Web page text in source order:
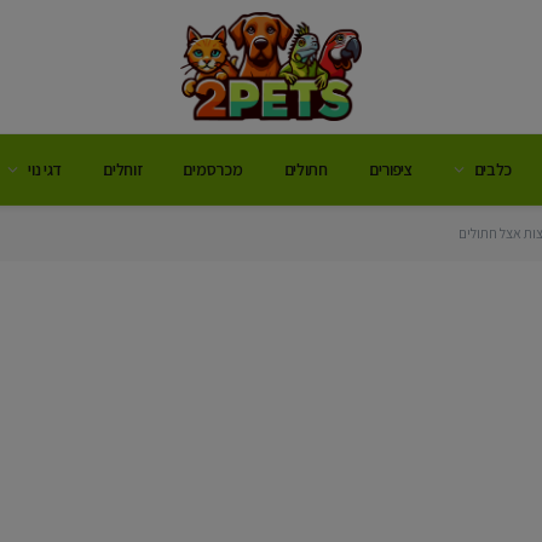
כלבים ציפורים חתולים מכרסמים זוחלים דגי נוי
אצל חתולים